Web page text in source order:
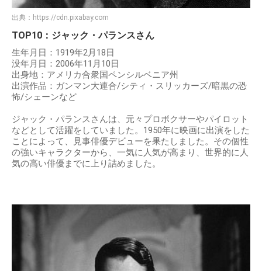
出典： https://cdn.pixabay.com
TOP10：ジャック・パランスさん
生年月日：1919年2月18日
没年月日：2006年11月10日
出身地：アメリカ合衆国ペンシルベニア州
出演作品：ガンマン大連合/シティ・スリッカーズ/暗黒の恐
怖/シェーンなど
ジャック・パランスさんは、元々プロボクサーやパイロット
などとして活躍をしていました。1950年に映画に出演をした
ことによって、見事俳優デビューを果たしました。その個性
の強いキャラクターから、一気に人気が高まり、世界的に人
気の高い俳優までに上り詰めました。